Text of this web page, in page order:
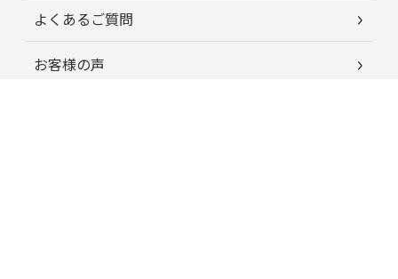
よくあるご質問
お客様の声